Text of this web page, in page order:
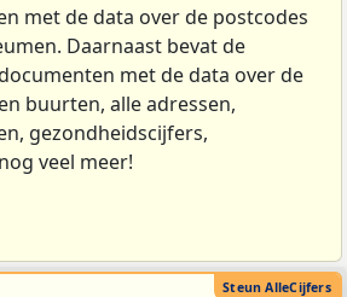
met de data over de postcodes
Daarnaast bevat de
met de data over de
buurten, alle adressen,
gezondheidscijfers,
veel meer!